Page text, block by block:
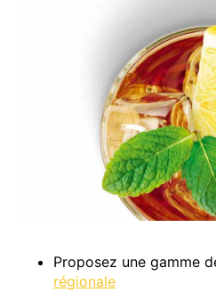
Proposez une gamme
régionale